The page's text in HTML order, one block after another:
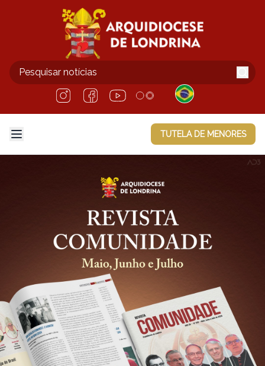
TUTELA DE MENORES